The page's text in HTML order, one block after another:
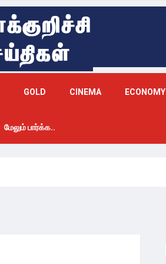
GOLD CINEMA ECONOMY
மேலும் பார்க்க..